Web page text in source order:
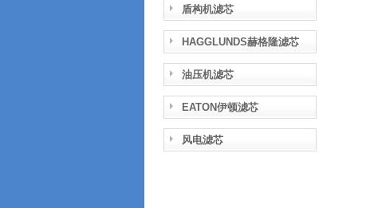
盾构机滤芯
HAGGLUNDS赫格隆滤芯
油压机滤芯
EATON伊顿滤芯
风电滤芯